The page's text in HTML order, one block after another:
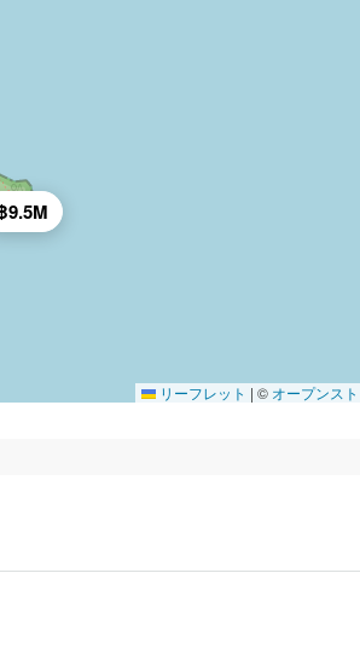
9.5M
リーフレット | © オープンス